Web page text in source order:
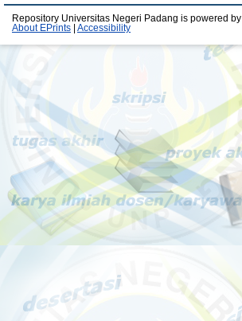
Repository Universitas Negeri Padang is powered by
About EPrints
Accessibility